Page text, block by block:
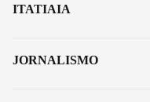
ITATIAIA
JORNALISMO